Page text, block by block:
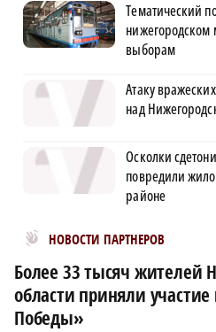
Тематический
нижегородском
выборам
Атаку
над
Осколки
повредили
районе
НОВОСТИ ПАРТНЕРОВ
Новости МирТесен
Более 33 тысяч жителей
области приняли
Победы»